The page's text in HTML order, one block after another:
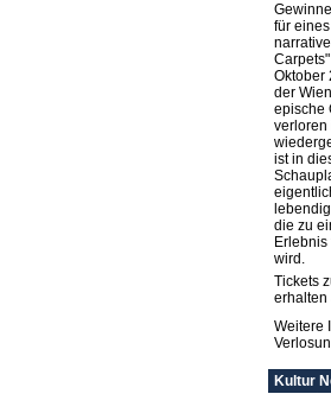
für
Oktober
der
epische
verloren
ist in
die zu
wird.
Tickets
erhalten
Weitere
Kultur